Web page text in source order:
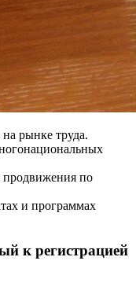
рынке труда.
продвижения по
и программах
к регистрацией